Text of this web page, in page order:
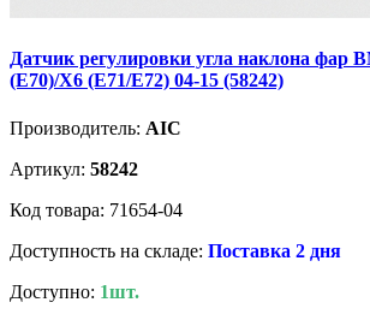
Датчик регулировки угла наклона фар
(E70)/X6 (E71/E72) 04-15 (58242)
Производитель: AIC
Артикул: 58242
Код товара: 71654-04
Доступность на складе: Поставка 2 дня
Доступно: 1шт.